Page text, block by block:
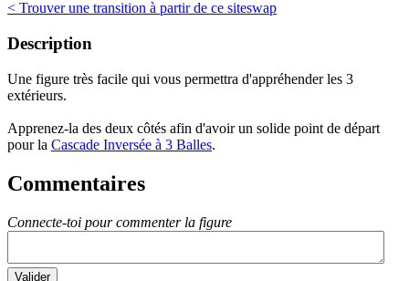
< Trouver une transition à partir de ce siteswap
Description
Une figure très facile qui vous permettra d'appréhender les 3
extérieurs.
Apprenez-la des deux côtés afin d'avoir un solide point de départ
pour la Cascade Inversée à 3 Balles.
Commentaires
Connecte-toi pour commenter la figure